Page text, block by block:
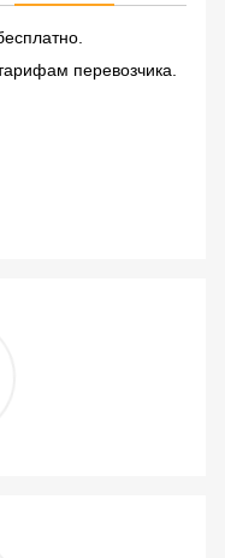
перевозчика.